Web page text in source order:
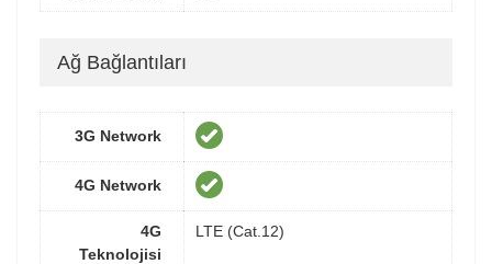
Ağ Bağlantıları
3G Network
4G Network
4G
Teknolojisi
LTE (Cat.12)